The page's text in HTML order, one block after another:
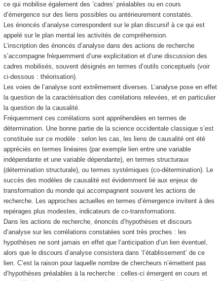
ce qui mobilise également des ’cadres’ préalables ou en cours
d’émergence sur des liens possibles ou antérieurement constatés.
Les énoncés d’analyse correspondent sur le plan discursif à ce qui est
appelé sur le plan mental les activités de compréhension.
L’inscription des énoncés d’analyse dans des actions de recherche
s’accompagne fréquemment d’une explicitation et d’une discussion des
cadres mobilisés, souvent désignés en termes d’outils conceptuels (voir
ci-dessous : théorisation).
Les voies de l’analyse sont extrêmement diverses. L’analyse pose en effet
la question de la caractérisation des corrélations relevées, et en particulier
la question de la causalité.
Fréquemment ces corrélations sont appréhendées en termes de
détermination. Une bonne partie de la science occidentale classique s’est
constituée sur ce modèle : selon les cas, les liens de causalité ont été
appréciés en termes linéaires (par exemple lien entre une variable
indépendante et une variable dépendante), en termes structuraux
(détermination structurale), ou termes systémiques (co-détermination). Le
succès des modèles de causalité est évidemment lié aux enjeux de
transformation du monde qui accompagnent souvent les actions de
recherche. Les approches actuelles en termes d’émergence invitent à des
repérages plus modestes, indicateurs de co-transformations.
Dans les actions de recherche, énoncés d’hypothèses et discours
d’analyse sur les corrélations constatées sont très proches : les
hypothèses ne sont jamais en effet que l’anticipation d’un lien éventuel,
alors que le discours d’analyse consistera dans ’l’établissement’ de ce
lien. C’est la raison pour laquelle nombre de chercheurs n’émettent pas
d’hypothèses préalables à la recherche : celles-ci émergent en cours et